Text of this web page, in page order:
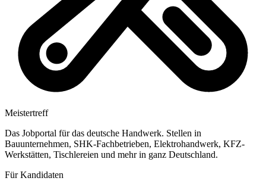
Meistertreff
Das Jobportal für das deutsche Handwerk. Stellen in
Bauunternehmen, SHK-Fachbetrieben, Elektrohandwerk, KFZ-
Werkstätten, Tischlereien und mehr in ganz Deutschland.
Für Kandidaten